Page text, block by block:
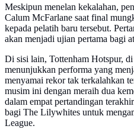
Meskipun menelan kekalahan,
Calum McFarlane saat final
kepada pelatih baru tersebut.
akan menjadi ujian pertama bagi
Di sisi lain, Tottenham Hotspur,
menunjukkan performa yang
menyamai rekor tak terkalahkan
musim ini dengan meraih dua
dalam empat pertandingan
bagi The Lilywhites untuk
League.